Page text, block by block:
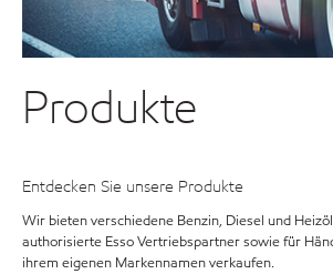
Produkte
Entdecken Sie unsere Produkte
Wir bieten verschiedene Benzin, Diesel und
authorisierte Esso Vertriebspartner sowie für
ihrem eigenen Markennamen verkaufen.